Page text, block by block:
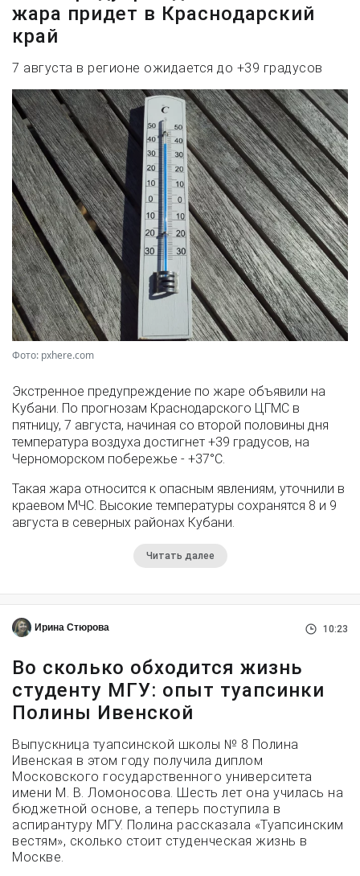
жара придет в Краснодарский
край
7 августа в регионе ожидается до +39 градусов
Фото: pxhere.com
Экстренное предупреждение по жаре объявили на
Кубани. По прогнозам Краснодарского ЦГМС в
пятницу, 7 августа, начиная со второй половины дня
температура воздуха достигнет +39 градусов, на
Черноморском побережье - +37°­С.
Такая жара относится к опасным явлениям, уточнили в
краевом МЧС. Высокие температуры сохранятся 8 и 9
августа в северных районах Кубани.
Читать далее
Ирина Стюрова 10:23
Во сколько обходится жизнь
студенту МГУ: опыт туапсинки
Полины Ивенской
Выпускница туапсинской школы № 8 Полина
Ивенская в этом году получила диплом
Московского государственного университета
имени М. В. Ломоносова. Шесть лет она училась на
бюджетной основе, а теперь поступила в
аспирантуру МГУ. Полина рассказала «Туапсинским
вестям», сколько стоит студенческая жизнь в
Москве.